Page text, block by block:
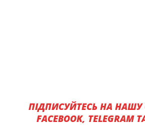
ПІДПИСУЙТЕСЬ НА НАШУ
FACEBOOK, TELEGRAM